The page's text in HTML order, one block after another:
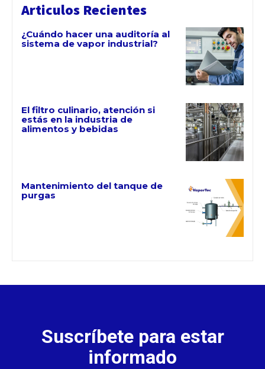
Articulos Recientes
¿Cuándo hacer una auditoría al
sistema de vapor industrial?
El filtro culinario, atención si
estás en la industria de
alimentos y bebidas
Mantenimiento del tanque de
purgas
Suscríbete para estar
informado